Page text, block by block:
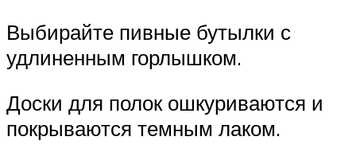
Выбирайте пивные бутылки с
удлиненным горлышком.
Доски для полок ошкуриваются и
покрываются темным лаком.